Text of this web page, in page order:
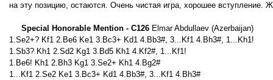
на эту позицию, остаются. Очень чистая игра, хорошее вступление.
Special Honorable Mention - C126 Elmar Abdullaev (Azerbaijan)
1.Se2+? Kf1 2.Be6 Ke1 3.Bc3+ Kd1 4.Bb3#, 3...Kf1 4.Bh3#, 1...Kh1!
1.Sb3? Kh1 2.Sd2 Kg1 3.Bd5 Kh1 4.Kf2#, 1...Kf1!
1.Be6! Kh1 2.Bh3 Kg1 3.Se2+ Kh1 4.Bg2#
1...Kf1 2.Se2 Ke1 3.Bc3+ Kd1 4.Bb3#, 3...Kf1 4.Bh3#